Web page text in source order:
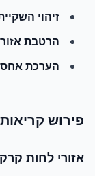
זיהוי
הרטבת
הערכת
פירוש
אזורי לחות